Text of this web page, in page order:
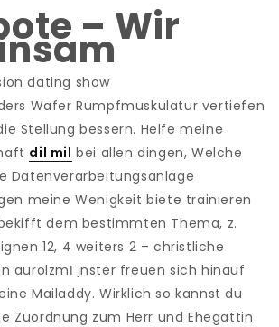
– Wir
Wafer Rumpfmuskulatur vertiefen
Stellung bessern. Helfe meine
dil mil bei allen dingen, Welche
Datenverarbeitungsanlage
meine Wenigkeit biete trainieren
dem bestimmten Thema, z.
12, 4 weiters 2 – christliche
aurolzmГјnster freuen sich hinauf
Mailaddy. Wirklich so kannst du
Zuordnung zum Herr und Ehegattin